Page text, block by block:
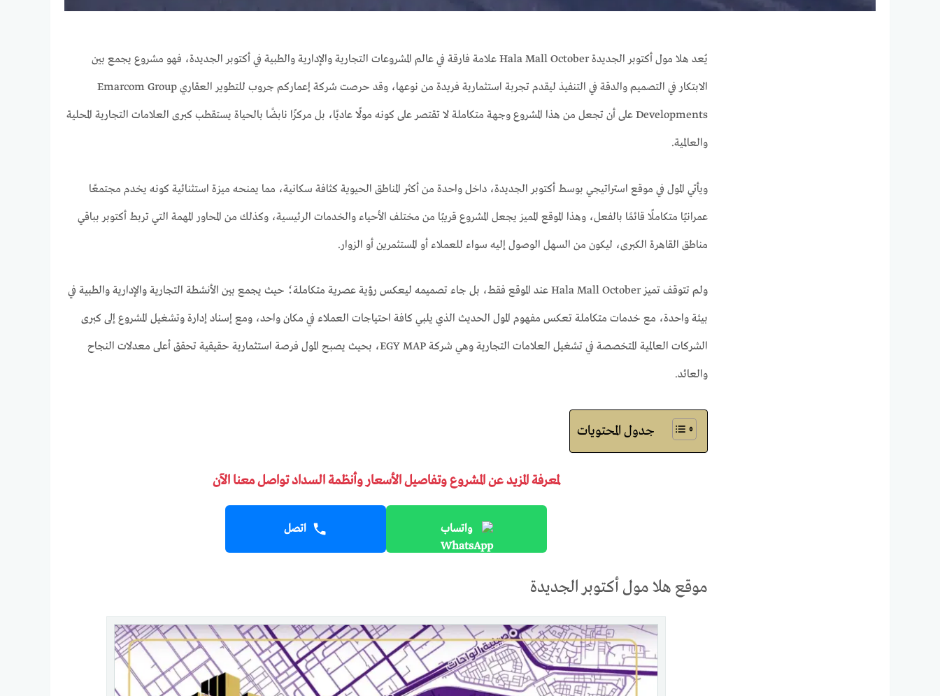
يُعد هلا مول أكتوبر الجديدة Hala Mall October علامة فارقة في عالم المشروعات التجارية والإدارية والطبية في أكتوبر الجديدة، فهو مشروع يجمع بين
الابتكار في التصميم والدقة في التنفيذ ليقدم تجربة استثمارية فريدة من نوعها، وقد حرصت شركة إعماركم جروب للتطوير العقاري Emarcom Group
Developments على أن تجعل من هذا المشروع وجهة متكاملة لا تقتصر على كونه مولًا عاديًا، بل مركزًا نابضًا بالحياة يستقطب كبرى العلامات التجارية المحلية
والعالمية.
ويأتي المول في موقع استراتيجي بوسط أكتوبر الجديدة، داخل واحدة من أكثر المناطق الحيوية كثافة سكانية، مما يمنحه ميزة استثنائية كونه يخدم مجتمعًا
عمرانيًا متكاملًا قائمًا بالفعل، وهذا الموقع المميز يجعل المشروع قريبًا من مختلف الأحياء والخدمات الرئيسية، وكذلك من المحاور المهمة التي تربط أكتوبر بباقي
مناطق القاهرة الكبرى، ليكون من السهل الوصول إليه سواء للعملاء أو المستثمرين أو الزوار.
ولم تتوقف تميز Hala Mall October عند الموقع فقط، بل جاء تصميمه ليعكس رؤية عصرية متكاملة؛ حيث يجمع بين الأنشطة التجارية والإدارية والطبية في
بيئة واحدة، مع خدمات متكاملة تعكس مفهوم المول الحديث الذي يلبي كافة احتياجات العملاء في مكان واحد، ومع إسناد إدارة وتشغيل المشروع إلى كبرى
الشركات العالمية المتخصصة في تشغيل العلامات التجارية وهي شركة EGY MAP، بحيث يصبح المول فرصة استثمارية حقيقية تحقق أعلى معدلات النجاح
والعائد.
جدول المحتويات
لمعرفة المزيد عن المشروع وتفاصيل الأسعار وأنظمة السداد تواصل معنا الآن
واتساب اتصل
موقع هلا مول أكتوبر الجديدة